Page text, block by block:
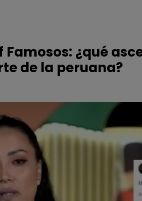
Famosos: ¿qué
de la peruana?